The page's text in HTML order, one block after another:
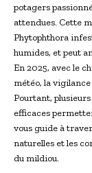
potagers
attendues. Cette
Phytophthora
humides, et peut
En 2025, avec le
météo, la
Pourtant,
efficaces
vous guide à
naturelles et les
du mildiou.